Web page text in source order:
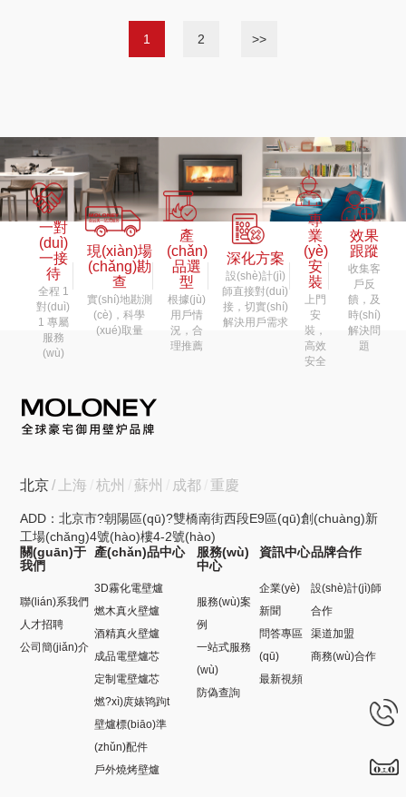
1 2 >>
一對
(duì)
一接
待
全程 1
對(duì)
1 專屬
服務
(wù)
現(xiàn)場
(chǎng)勘
查
實(shí)地勘測
(cè)，科學
(xué)取量
產
(chǎn)
品選
型
根據(jù)
用戶情
況，合
理推薦
深化方案
設(shè)計(jì)
師直接對(duì)
接，切實(shí)
解決用戶需求
專
業
(yè)
安
裝
上門
安
裝，
高效
安全
效果
跟蹤
收集客
戶反
饋，及
時(shí)
解決問
題
北京 上海 杭州 蘇州 成都 重慶
ADD：北京市?朝陽區(qū)?雙橋南街西段E9區(qū)創(chuàng)新
工場(chǎng)4號(hào)樓4-2號(hào)
關(guān)于
我們
聯(lián)系我們
人才招聘
公司簡(jiǎn)介
產(chǎn)品中心
3D霧化電壁爐
燃木真火壁爐
酒精真火壁爐
成品電壁爐芯
定制電壁爐芯
燃?xì)庹婊鸨跔t
壁爐標(biāo)準
(zhǔn)配件
戶外燒烤壁爐
服務(wù)
中心
服務(wù)案
例
一站式服務
(wù)
防偽查詢
資訊中心
企業(yè)
新聞
問答專區
(qū)
最新視頻
品牌合作
設(shè)計(jì)師
合作
渠道加盟
商務(wù)合作